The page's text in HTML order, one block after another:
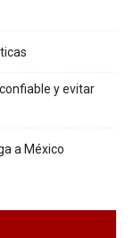
y evitar
a México